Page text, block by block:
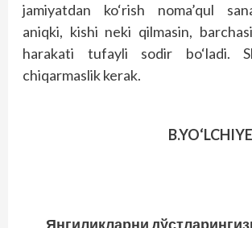
jamiyatdan ko‘rish noma’qul
aniqki, kishi neki qilmasin,
harakati tufayli sodir bo‘ladi.
chiqarmaslik kerak.
Янгиликларни